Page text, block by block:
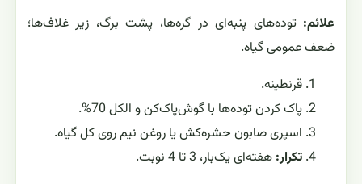
علائم: توده‌های پنبه‌ای در گره‌ها، پشت برگ، زیر غلاف‌ها؛
ضعف عمومی گیاه.
قرنطینه.
پاک کردن توده‌ها با گوش‌پاک‌کن و الکل 70%.
اسپری صابون حشره‌کش یا روغن نیم روی کل گیاه.
تکرار: هفته‌ای یک‌بار، 3 تا 4 نوبت.